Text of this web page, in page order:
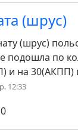
(шрус)
(шрус)
подошла по
и на 30(АКПП)
12:33
0